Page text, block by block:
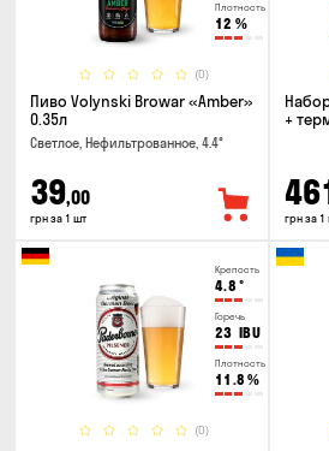
Плотность
12 %
(0)
Пиво Volynski Browar «Amber»
0.35л
Светлое, Нефильтрованное, 4.4°
39,00
грн за 1 шт
+
грн за 1
Крепость
4.8 °
Горечь
23 IBU
Плотность
11.8 %
(0)